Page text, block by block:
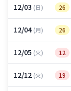
12/03 (日) 26
12/04(月) 26
12/05 (火) 12
12/12(火) 19